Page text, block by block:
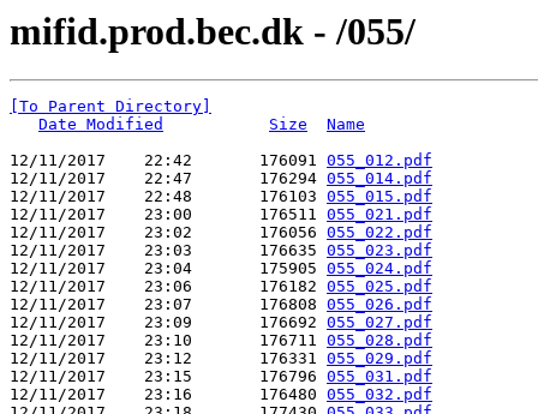
mifid.prod.bec.dk - /055/
[To Parent Directory]
Date Modified
Size
Name
12/11/2017    22:42       176091 055_012.pdf
12/11/2017    22:47       176294 055_014.pdf
12/11/2017    22:48       176103 055_015.pdf
12/11/2017    23:00       176511 055_021.pdf
12/11/2017    23:02       176056 055_022.pdf
12/11/2017    23:03       176635 055_023.pdf
12/11/2017    23:04       175905 055_024.pdf
12/11/2017    23:06       176182 055_025.pdf
12/11/2017    23:07       176808 055_026.pdf
12/11/2017    23:09       176692 055_027.pdf
12/11/2017    23:10       176711 055_028.pdf
12/11/2017    23:12       176331 055_029.pdf
12/11/2017    23:15       176796 055_031.pdf
12/11/2017    23:16       176480 055_032.pdf